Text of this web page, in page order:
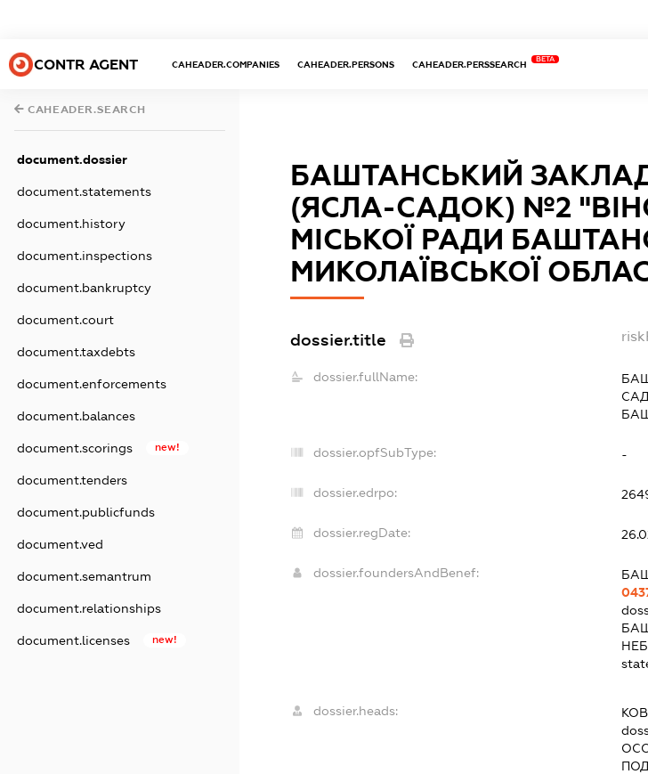
CONTR AGENT CAHEADER.COMPANIES CAHEADER.PERSONS CAHEADER.PERSSEARCH
BETA
CAHEADER.SEARCH
document.dossier
document.statements
document.history
document.inspections
document.bankruptcy
document.court
document.taxdebts
document.enforcements
document.balances
document.scorings new!
document.tenders
document.publicfunds
document.ved
document.semantrum
document.relationships
document.licenses new!
БАШТАНСЬКИЙ
(ЯСЛА-САДОК) №2
МІСЬКОЇ РАДИ
МИКОЛАЇВСЬКОЇ
dossier.title
dossier.fullName:
dossier.opfSubType: -
dossier.edrpo:
dossier.regDate:
dossier.foundersAndBenef:
dossier.heads: